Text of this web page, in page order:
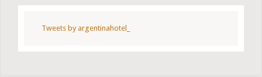
Tweets by argentinahotel_